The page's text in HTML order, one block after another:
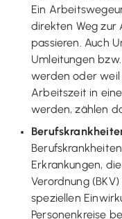
Ein
direkten Weg
passieren. Auch
Umleitungen
werden oder
Arbeitszeit in
werden, zählen
Erkrankungen,
Verordnung
speziellen
Personenkreise